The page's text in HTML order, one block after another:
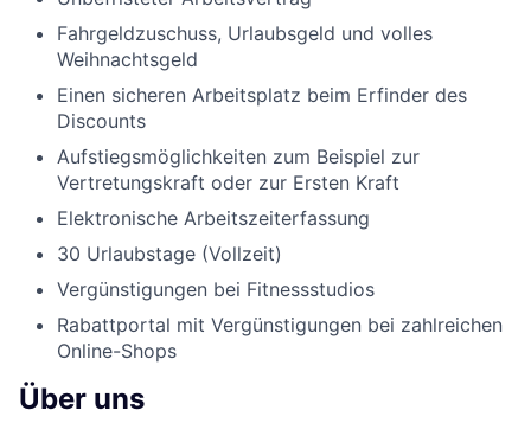
Fahrgeldzuschuss, Urlaubsgeld und volles
Weihnachtsgeld
Einen sicheren Arbeitsplatz beim Erfinder des
Discounts
Aufstiegsmöglichkeiten zum Beispiel zur
Vertretungskraft oder zur Ersten Kraft
Elektronische Arbeitszeiterfassung
30 Urlaubstage (Vollzeit)
Vergünstigungen bei Fitnessstudios
Rabattportal mit Vergünstigungen bei zahlreichen
Online-Shops
Über uns